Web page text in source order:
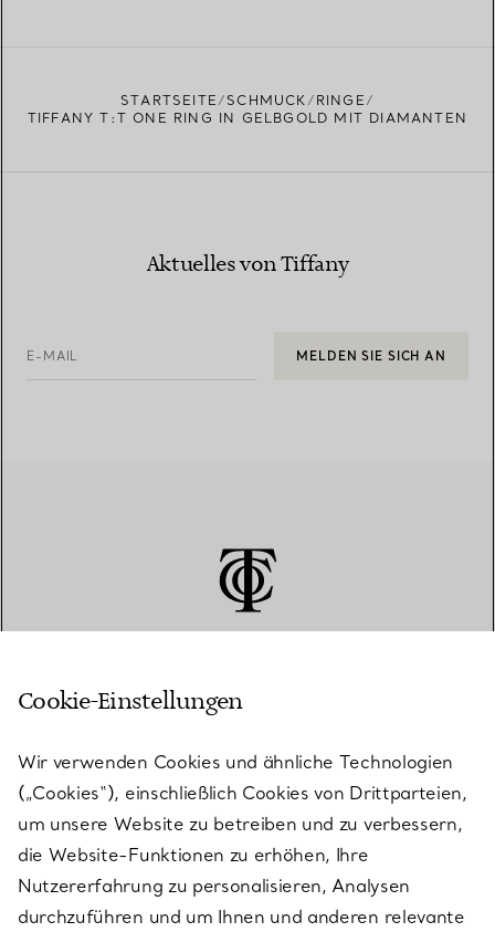
STARTSEITE SCHMUCK
RINGE
TIFFANY T:T ONE RING IN GELBGOLD MIT DIAMANTEN
Aktuelles von Tiffany
E-MAIL MELDEN SIE SICH AN
KUNDENSERVICE
SERVICES
ÜBER TIFFANY & CO.
Cookie-Einstellungen
Wir verwenden Cookies und ähnliche Technologien
(„Cookies“), einschließlich Cookies von Drittparteien,
um unsere Website zu betreiben und zu verbessern,
die Website-Funktionen zu erhöhen, Ihre
Nutzererfahrung zu personalisieren, Analysen
durchzuführen und um Ihnen und anderen relevante